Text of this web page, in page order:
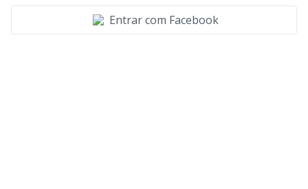
Entrar com Facebook